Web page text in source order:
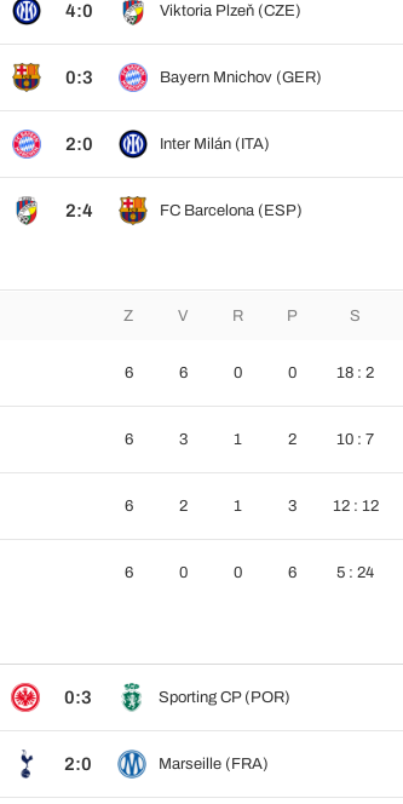
4:0 Viktoria Plzeň (CZE)
0:3 Bayern Mnichov (GER)
2:0 Inter Milán (ITA)
2:4 FC Barcelona (ESP)
Z V R P S
6 6 0 0 18 : 2
6 3 1 2 10 : 7
6 2 1 3 12 : 12
6 0 0 6 5 : 24
0:3 Sporting CP (POR)
2:0 Marseille (FRA)